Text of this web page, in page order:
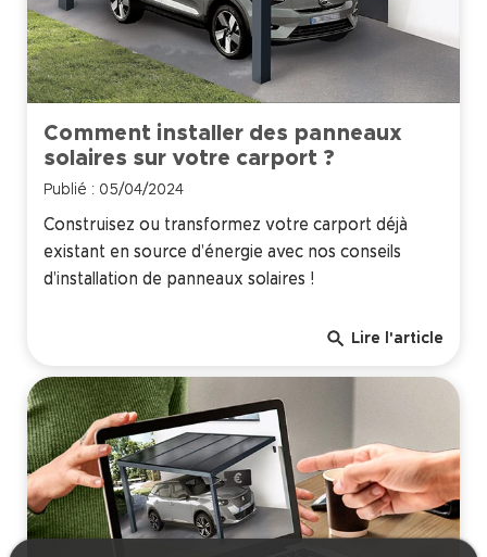
Comment installer des panneaux
solaires sur votre carport ?
Publié : 05/04/2024
Construisez ou transformez votre carport déjà
existant en source d’énergie avec nos conseils
d’installation de panneaux solaires !
search Lire l'article